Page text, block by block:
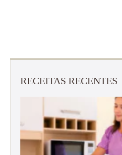
RECEITAS RECENTES